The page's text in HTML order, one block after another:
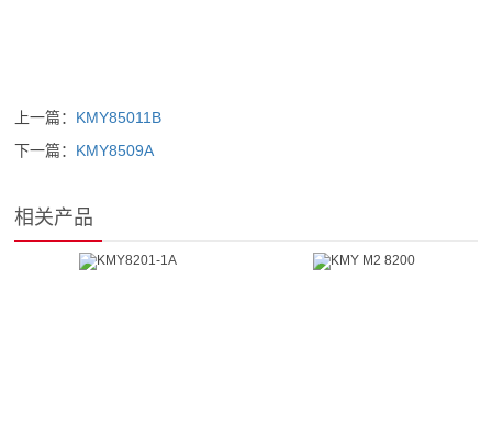
上一篇： KMY85011B
下一篇： KMY8509A
相关产品